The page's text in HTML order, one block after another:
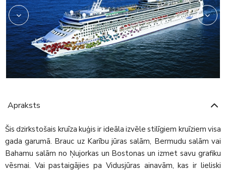
Apraksts
Šis dzirkstošais kruīza kuģis ir ideāla izvēle stilīgiem kruīziem visa
gada garumā. Brauc uz Karību jūras salām, Bermudu salām vai
Bahamu salām no Ņujorkas un Bostonas un izmet savu grafiku
vēsmai. Vai pastaigājies pa Vidusjūras ainavām, kas ir lieliski